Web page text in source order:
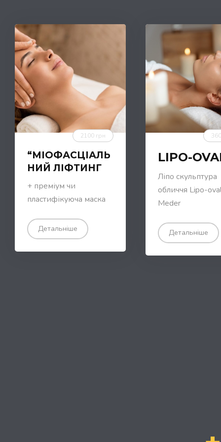
2100 грн
“МІОФАСЦІАЛЬ
НИЙ ЛІФТИНГ
+ преміум чи
пластифікуюча маска
Детальніше
LIPO-
Ліпо скульптура
обличчя Lipo-
Meder
Детальніше